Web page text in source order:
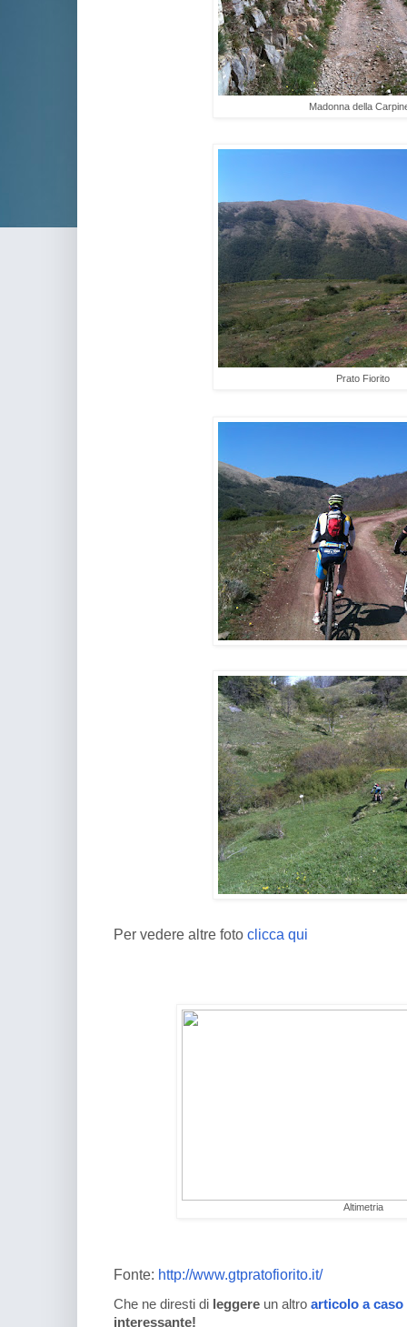
Madonna della
Prato Fiorito
Per vedere altre foto clicca qui
Altimetria
Fonte: http://www.gtpratofiorito.it/
Che ne diresti di leggere un altro articolo a caso
interessante!